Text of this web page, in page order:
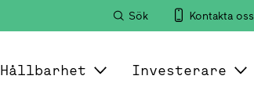
Sök Kontakta oss
Hållbarhet Investerare